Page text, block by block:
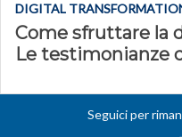
DIGITAL
Come sfruttare la
Le testimonianze
Seguici per